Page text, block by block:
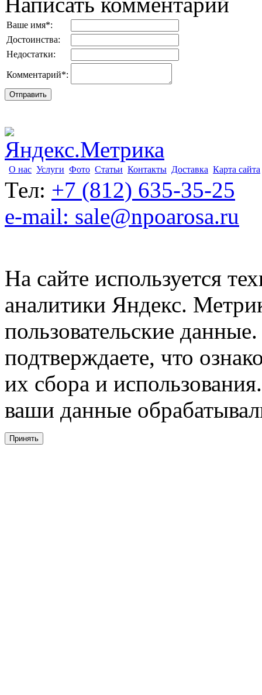
Ваше имя*:
Достоинства:
Недостатки:
Комментарий*:
О нас Услуги Фото Статьи Контакты Доставка Карта сайта
Тел: +7 (812) 635-35-25
e-mail: sale@npoarosa.ru
На сайте используется
аналитики Яндекс.
пользовательские
подтверждаете, что
их сбора и
ваши данные
Принять